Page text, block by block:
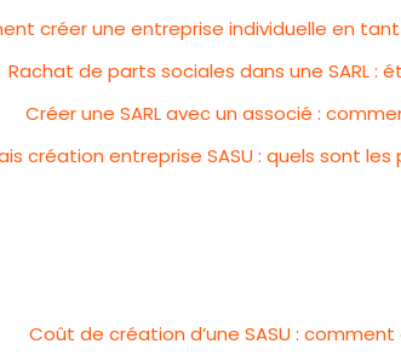
créer une entreprise individuelle en
Rachat de parts sociales dans une SARL :
Créer une SARL avec un associé :
création entreprise SASU : quels sont
Coût de création d’une SASU :